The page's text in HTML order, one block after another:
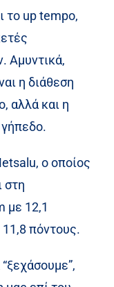
το up tempo,
Αμυντικά,
η διάθεση
αλλά και η
γήπεδο.
ο οποίος
στη
με 12,1
πόντους.